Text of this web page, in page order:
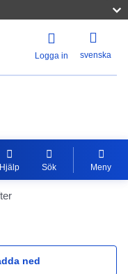
Logga in svenska
Hjälp Sök Meny
Portlet
ned